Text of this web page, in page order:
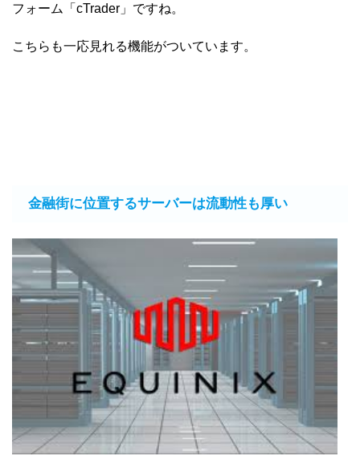
フォーム「cTrader」ですね。
こちらも一応見れる機能がついています。
金融街に位置するサーバーは流動性も厚い